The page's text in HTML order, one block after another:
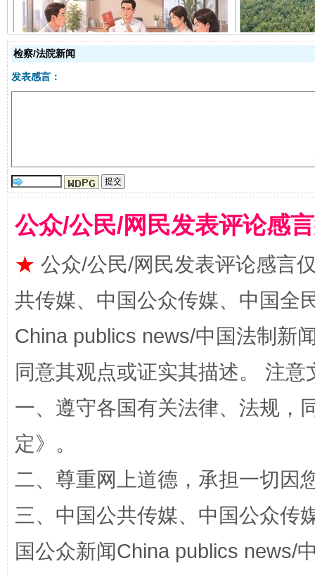
揭开“小金库”的免责幌子
受贿1.44亿！段成刚被判无期 从幼
全民健身五年计划来了！等你上场
检察/法院新闻
发表感言：
公众/公民/网民发表评论感
★ 公众/公民/网民发表评论感言
共传媒、中国公众传媒、中国全
China publics news/中国法制新
同意其观点或证实其描述。 注
一、遵守各国有关法律、法规，
定》。
二、尊重网上道德，承担一切因
三、中国公共传媒、中国公众传
国公众新闻China publics news/